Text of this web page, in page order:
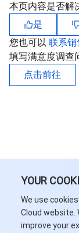
YOUR
We use
Cloud website.
improve your
本页内容是否解
是
您也可以 联系销
填写满意度调查
点击前往